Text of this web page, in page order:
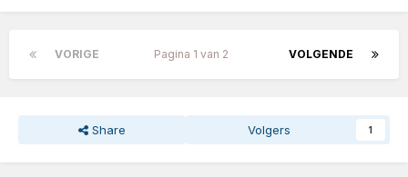
VORIGE VOLGENDE
Pagina 1 van 2
Share Volgers 1